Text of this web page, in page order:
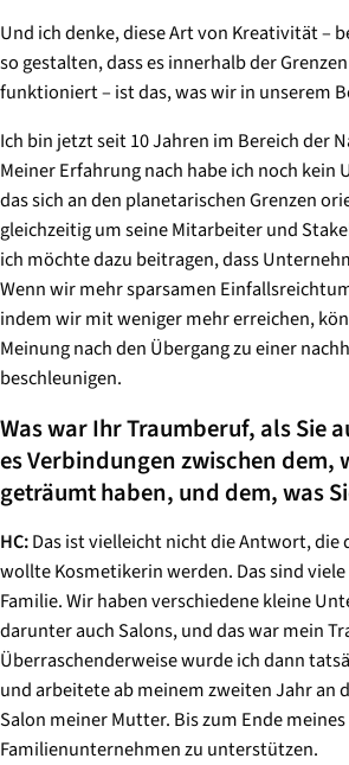
Und ich denke, diese Art von Kreativität –
so gestalten, dass es innerhalb der
funktioniert – ist das, was wir in unserem
Ich bin jetzt seit 10 Jahren im Bereich der
Meiner Erfahrung nach habe ich noch kein
das sich an den planetarischen Grenzen
gleichzeitig um seine Mitarbeiter und
ich möchte dazu beitragen, dass
Wenn wir mehr sparsamen
indem wir mit weniger mehr erreichen,
Meinung nach den Übergang zu einer
beschleunigen.
Was war Ihr Traumberuf, als Sie
es Verbindungen zwischen dem,
geträumt haben, und dem, was
HC:Das ist vielleicht nicht die Antwort, die
wollte Kosmetikerin werden. Das sind
Familie. Wir haben verschiedene kleine
darunter auch Salons, und das war mein
Überraschenderweise wurde ich dann
und arbeitete ab meinem zweiten Jahr an
Salon meiner Mutter. Bis zum Ende
Familienunternehmen zu unterstützen.